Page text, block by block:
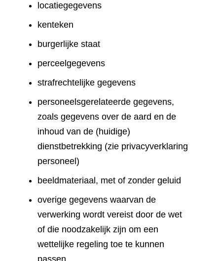
locatiegegevens
kenteken
burgerlijke staat
perceelgegevens
strafrechtelijke gegevens
personeelsgerelateerde gegevens,
zoals gegevens over de aard en de
inhoud van de (huidige)
dienstbetrekking (zie privacyverklaring
personeel)
beeldmateriaal, met of zonder geluid
overige gegevens waarvan de
verwerking wordt vereist door de wet
of die noodzakelijk zijn om een
wettelijke regeling toe te kunnen
passen